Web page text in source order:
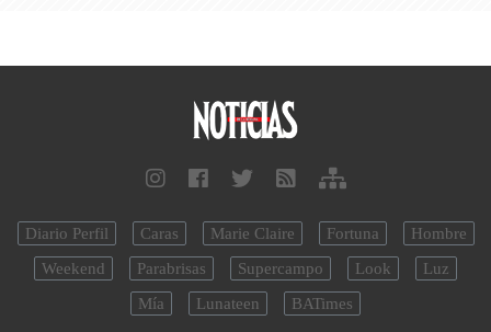
Diario Perfil Caras Marie Claire Fortuna
Hombre
Weekend
Parabrisas Supercampo Look
Luz
Mía
Lunateen BATimes